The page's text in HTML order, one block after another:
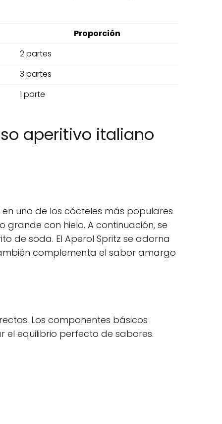
Proporción
2 partes
3 partes
1 parte
aperitivo italiano
uno de los cócteles más populares
con hielo. A continuación, se
de soda. El Aperol Spritz se adorna
complementa el sabor amargo
Los componentes básicos
el equilibrio perfecto de sabores.